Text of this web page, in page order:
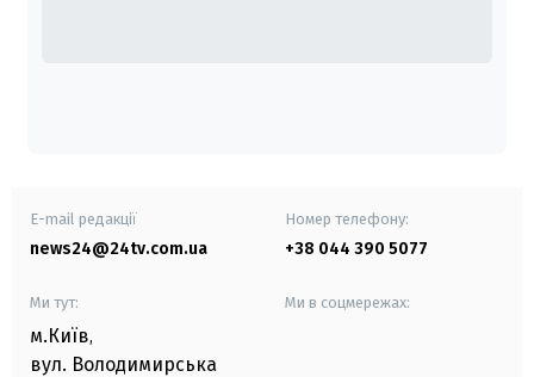
E-mail редакції
news24@24tv.com.ua
Номер телефону:
+38 044 390 5077
Ми тут:
м.Київ,
вул. Володимирська
Ми в соцмережах: